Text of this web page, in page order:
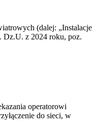
(dalej: „Instalacje
Dz.U. z 2024 roku, poz.
operatorowi
do sieci, w